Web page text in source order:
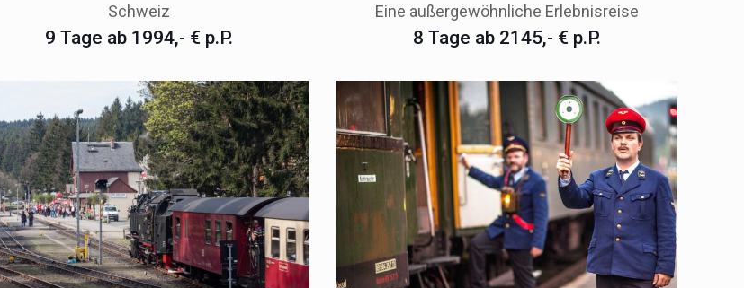
Schweiz
9 Tage ab 1994,- € p.P.
Eine außergewöhnliche Erlebnisreise
8 Tage ab 2145,- € p.P.